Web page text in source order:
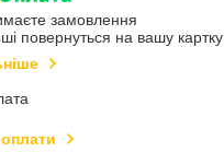
замовлення
повернуться на вашу картку